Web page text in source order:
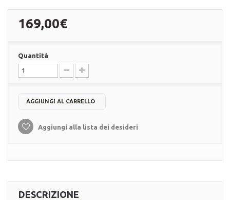
169,00€
Quantità
AGGIUNGI AL CARRELLO
Aggiungi alla lista dei desideri
DESCRIZIONE